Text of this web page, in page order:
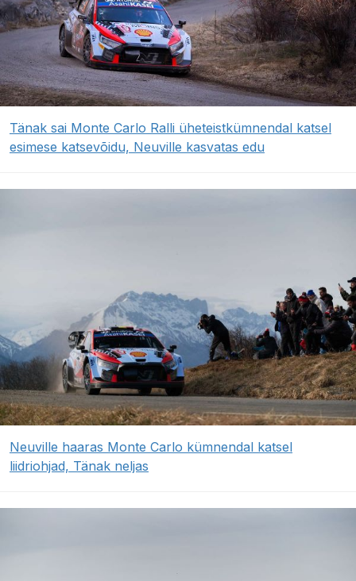
Tänak sai Monte Carlo Ralli üheteistkümnendal katsel
esimese katsevõidu, Neuville kasvatas edu
Neuville haaras Monte Carlo kümnendal katsel
liidriohjad, Tänak neljas